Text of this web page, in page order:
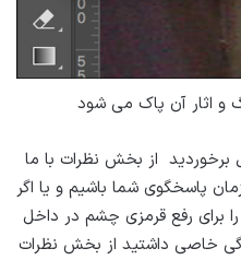
برخوردید از بخش نظرات با ما
پاسخگوی شما باشیم و یا اگر
برای رفع قرمزی چشم در داخل
خاصی داشتید از بخش نظرات